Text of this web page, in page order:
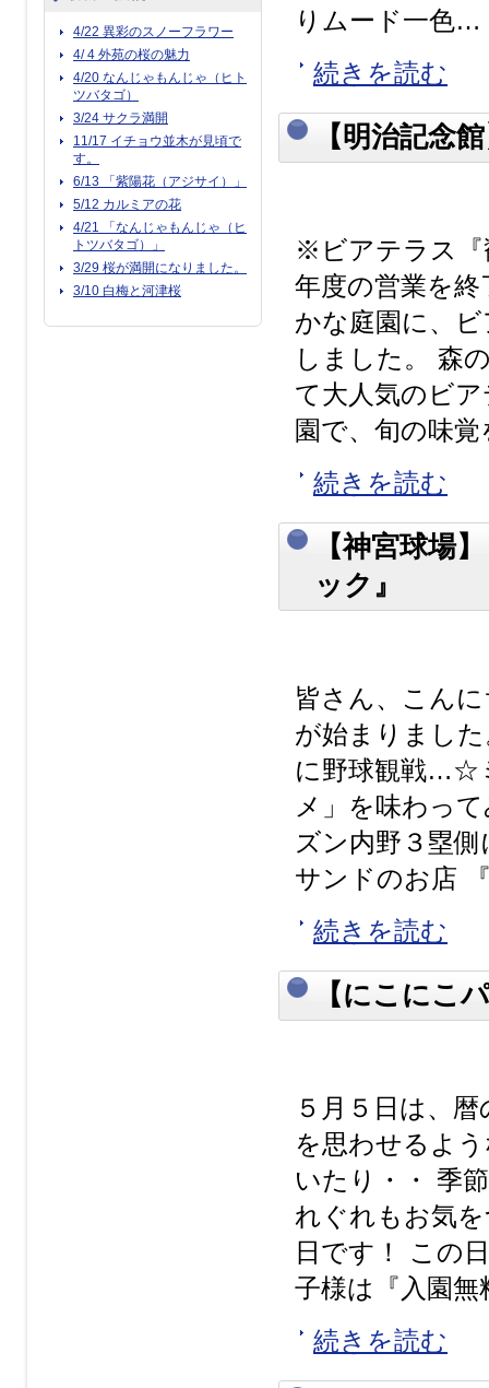
りムード一色…
続きを読む
【明治記念
※ビアテラス『
年度の営業を
かな庭園に、
しました。 森
て大人気のビ
園で、旬の味
続きを読む
【神宮球場
ック』
皆さん、こん
が始まりまし
に野球観戦…☆
メ」を味わっ
ズン内野３塁
サンドのお店
続きを読む
【にこにこ
５月５日は、
を思わせるよ
いたり・・ 季
れぐれもお気
日です！ この
子様は『入園
続きを読む
4/22 異彩のスノーフラワー
4/ 4 外苑の桜の魅力
4/20 なんじゃもんじゃ（ヒト
ツバタゴ）
3/24 サクラ満開
11/17 イチョウ並木が見頃で
す。
6/13 「紫陽花（アジサイ）」
5/12 カルミアの花
4/21 「なんじゃもんじゃ（ヒ
トツバタゴ）」
3/29 桜が満開になりました。
3/10 白梅と河津桜